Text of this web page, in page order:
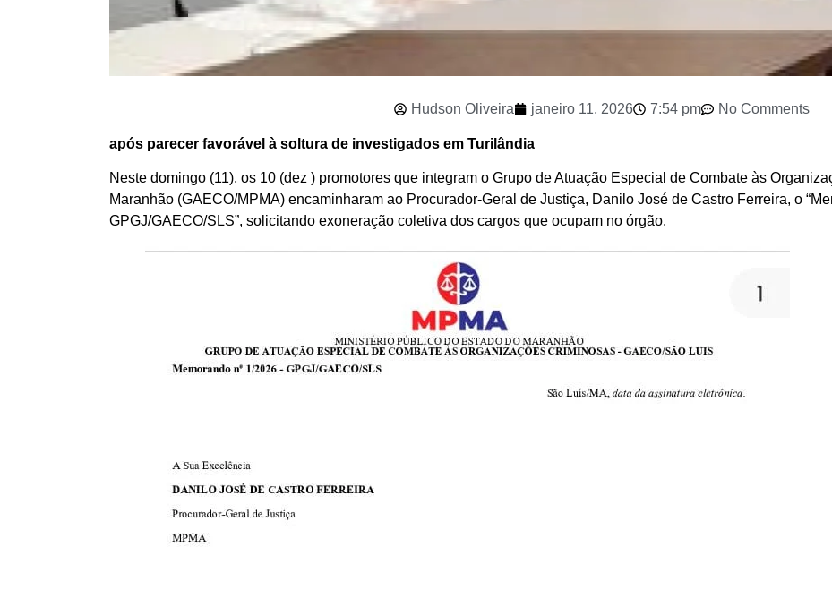
Hudson Oliveira janeiro 11, 2026 7:54 pm No Comments
após parecer favorável à soltura de investigados em Turilândia
Neste domingo (11), os 10 (dez ) promotores que integram o Grupo de Atuação Especial de Combate às
Maranhão (GAECO/MPMA) encaminharam ao Procurador-Geral de Justiça, Danilo José de Castro Ferreira, o
GPGJ/GAECO/SLS”, solicitando exoneração coletiva dos cargos que ocupam no órgão.